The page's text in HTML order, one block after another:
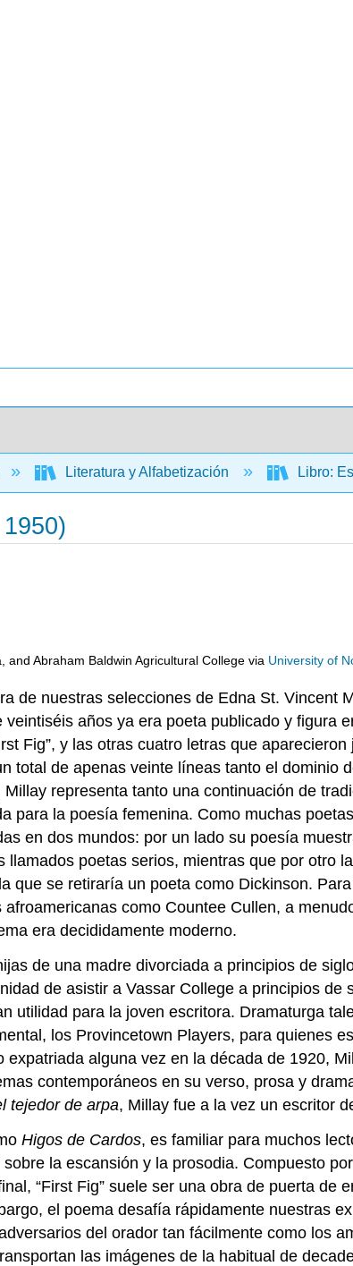
Literatura y Alfabetización Libro:
and Abraham Baldwin Agricultural College via University of
de nuestras selecciones de Edna St. Vincent
veintiséis años ya era poeta publicado y figura
Fig”, y las otras cuatro letras que
total de apenas veinte líneas tanto el dominio
Millay representa tanto una continuación de
para la poesía femenina. Como muchas
en dos mundos: por un lado su poesía
llamados poetas serios, mientras que por otro
que se retiraría un poeta como Dickinson.
afroamericanas como Countee Cullen, a
era decididamente moderno.
de una madre divorciada a principios de
de asistir a Vassar College a principios
utilidad para la joven escritora. Dramaturga
los Provincetown Players, para quienes
expatriada alguna vez en la década de 1920,
contemporáneos en su verso, prosa y
tejedor de arpa, Millay fue a la vez un escritor
Higos de Cardos, es familiar para muchos
la escansión y la prosodia. Compuesto
“First Fig” suele ser una obra de puerta de
el poema desafía rápidamente nuestras
del orador tan fácilmente como los
las imágenes de la habitual de